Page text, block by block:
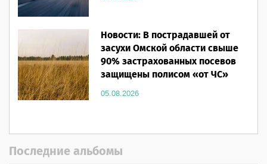
Новости: В пострадавшей от
засухи Омской области свыше
90% застрахованных посевов
защищены полисом «от ЧС»
05.08.2026
Последние альбомы